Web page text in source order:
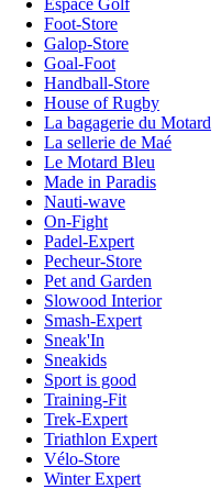
Foot-Store
Galop-Store
Goal-Foot
Handball-Store
House of Rugby
La bagagerie du Motard
La sellerie de Maé
Le Motard Bleu
Made in Paradis
Nauti-wave
On-Fight
Padel-Expert
Pecheur-Store
Pet and Garden
Slowood Interior
Smash-Expert
Sneak'In
Sneakids
Sport is good
Training-Fit
Trek-Expert
Triathlon Expert
Vélo-Store
Winter Expert